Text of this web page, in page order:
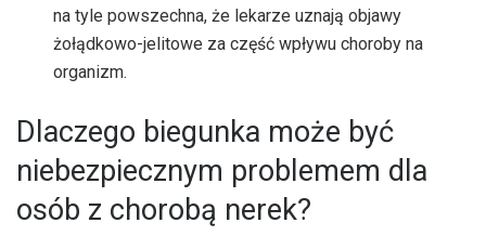
na tyle powszechna, że lekarze uznają objawy
żołądkowo-jelitowe za część wpływu choroby na
organizm.
Dlaczego biegunka może być
niebezpiecznym problemem dla
osób z chorobą nerek?